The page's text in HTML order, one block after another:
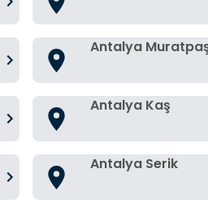
Antalya
Antalya Kaş
Antalya Serik